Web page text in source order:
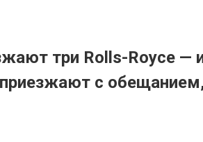
три Rolls-Royce
с